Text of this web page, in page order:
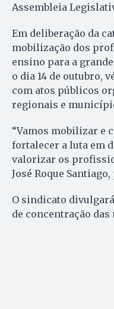
Assembleia
Em deliberação da
mobilização dos
ensino para a
o dia 14 de outubro,
com atos públicos
regionais e
“Vamos mobilizar e
fortalecer a luta em
valorizar os
José Roque
O sindicato
de concentração das